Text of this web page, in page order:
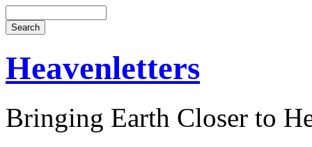
Heavenletters
Bringing Earth Closer to